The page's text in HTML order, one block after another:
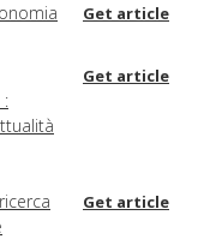
Get article
Get article
Get article